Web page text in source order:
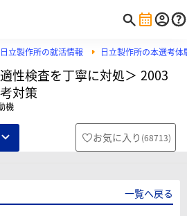
日立製作所の就活情報 日立製作所の本選考体
性検査を丁寧に対処＞ 2003
対策
機
お気に入り (68713)
一覧へ戻る